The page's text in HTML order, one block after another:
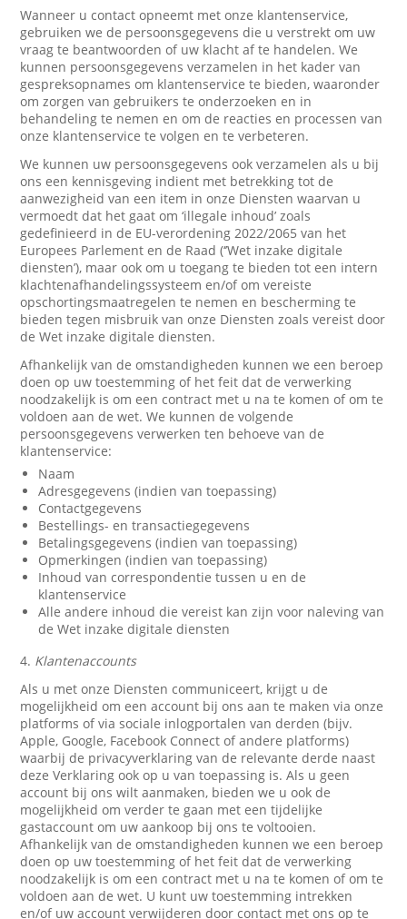
Wanneer u contact opneemt met onze klantenservice,
gebruiken we de persoonsgegevens die u verstrekt om uw
vraag te beantwoorden of uw klacht af te handelen. We
kunnen persoonsgegevens verzamelen in het kader van
gespreksopnames om klantenservice te bieden, waaronder
om zorgen van gebruikers te onderzoeken en in
behandeling te nemen en om de reacties en processen van
onze klantenservice te volgen en te verbeteren.
We kunnen uw persoonsgegevens ook verzamelen als u bij
ons een kennisgeving indient met betrekking tot de
aanwezigheid van een item in onze Diensten waarvan u
vermoedt dat het gaat om ‘illegale inhoud’ zoals
gedefinieerd in de EU-verordening 2022/2065 van het
Europees Parlement en de Raad (‘’Wet inzake digitale
diensten’), maar ook om u toegang te bieden tot een intern
klachtenafhandelingssysteem en/of om vereiste
opschortingsmaatregelen te nemen en bescherming te
bieden tegen misbruik van onze Diensten zoals vereist door
de Wet inzake digitale diensten.
Afhankelijk van de omstandigheden kunnen we een beroep
doen op uw toestemming of het feit dat de verwerking
noodzakelijk is om een contract met u na te komen of om te
voldoen aan de wet. We kunnen de volgende
persoonsgegevens verwerken ten behoeve van de
klantenservice:
Naam
Adresgegevens (indien van toepassing)
Contactgegevens
Bestellings- en transactiegegevens
Betalingsgegevens (indien van toepassing)
Opmerkingen (indien van toepassing)
Inhoud van correspondentie tussen u en de
klantenservice
Alle andere inhoud die vereist kan zijn voor naleving van
de Wet inzake digitale diensten
4. Klantenaccounts
Als u met onze Diensten communiceert, krijgt u de
mogelijkheid om een account bij ons aan te maken via onze
platforms of via sociale inlogportalen van derden (bijv.
Apple, Google, Facebook Connect of andere platforms)
waarbij de privacyverklaring van de relevante derde naast
deze Verklaring ook op u van toepassing is. Als u geen
account bij ons wilt aanmaken, bieden we u ook de
mogelijkheid om verder te gaan met een tijdelijke
gastaccount om uw aankoop bij ons te voltooien.
Afhankelijk van de omstandigheden kunnen we een beroep
doen op uw toestemming of het feit dat de verwerking
noodzakelijk is om een contract met u na te komen of om te
voldoen aan de wet. U kunt uw toestemming intrekken
en/of uw account verwijderen door contact met ons op te